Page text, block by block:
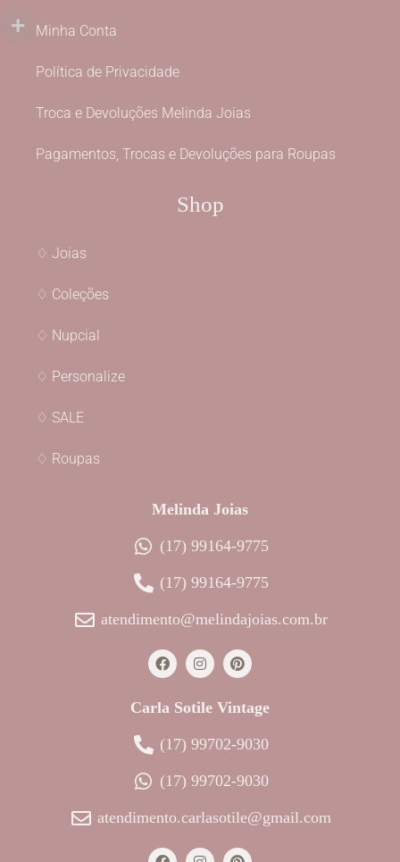
Minha Conta
Política de Privacidade
Troca e Devoluções Melinda Joias
Pagamentos, Trocas e Devoluções para Roupas
Shop
♢ Joias
♢ Coleções
♢ Nupcial
♢ Personalize
♢ SALE
♢ Roupas
Melinda Joias
(17) 99164-9775
(17) 99164-9775
atendimento@melindajoias.com.br
Carla Sotile Vintage
(17) 99702-9030
(17) 99702-9030
atendimento.carlasotile@gmail.com